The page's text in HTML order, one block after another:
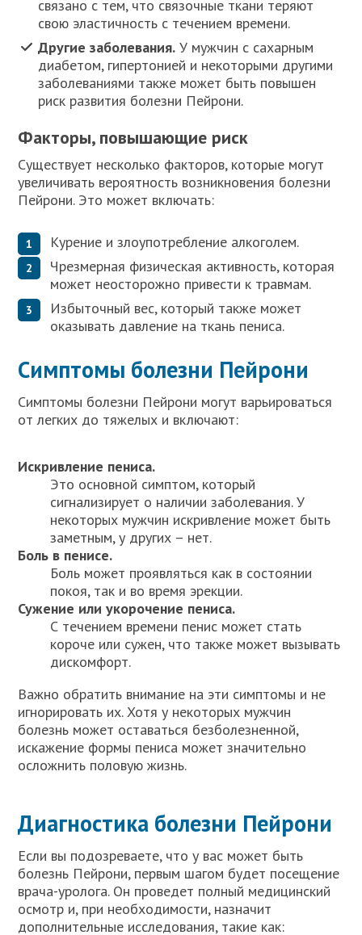
связано с тем, что связочные ткани теряют
свою эластичность с течением времени.
Другие заболевания. У мужчин с сахарным
диабетом, гипертонией и некоторыми другими
заболеваниями также может быть повышен
риск развития болезни Пейрони.
Факторы, повышающие риск
Существует несколько факторов, которые могут
увеличивать вероятность возникновения болезни
Пейрони. Это может включать:
Курение и злоупотребление алкоголем.
Чрезмерная физическая активность, которая
может неосторожно привести к травмам.
Избыточный вес, который также может
оказывать давление на ткань пениса.
Симптомы болезни Пейрони
Симптомы болезни Пейрони могут варьироваться
от легких до тяжелых и включают:
Искривление пениса.
Это основной симптом, который
сигнализирует о наличии заболевания. У
некоторых мужчин искривление может быть
заметным, у других – нет.
Боль в пенисе.
Боль может проявляться как в состоянии
покоя, так и во время эрекции.
Сужение или укорочение пениса.
С течением времени пенис может стать
короче или сужен, что также может вызывать
дискомфорт.
Важно обратить внимание на эти симптомы и не
игнорировать их. Хотя у некоторых мужчин
болезнь может оставаться безболезненной,
искажение формы пениса может значительно
осложнить половую жизнь.
Диагностика болезни Пейрони
Если вы подозреваете, что у вас может быть
болезнь Пейрони, первым шагом будет посещение
врача-уролога. Он проведет полный медицинский
осмотр и, при необходимости, назначит
дополнительные исследования, такие как: